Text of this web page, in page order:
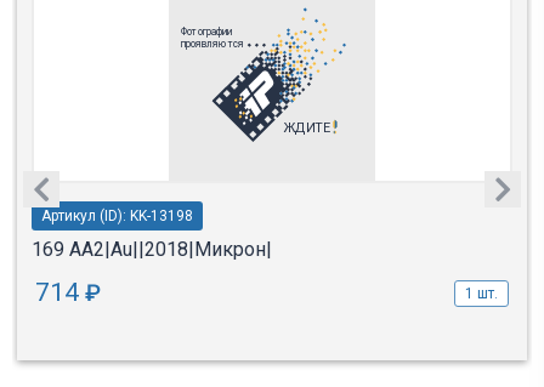
Артикул (ID): KK-13198
169 АА2|Au||2018|Микрон|
714 ₽ 1 шт.